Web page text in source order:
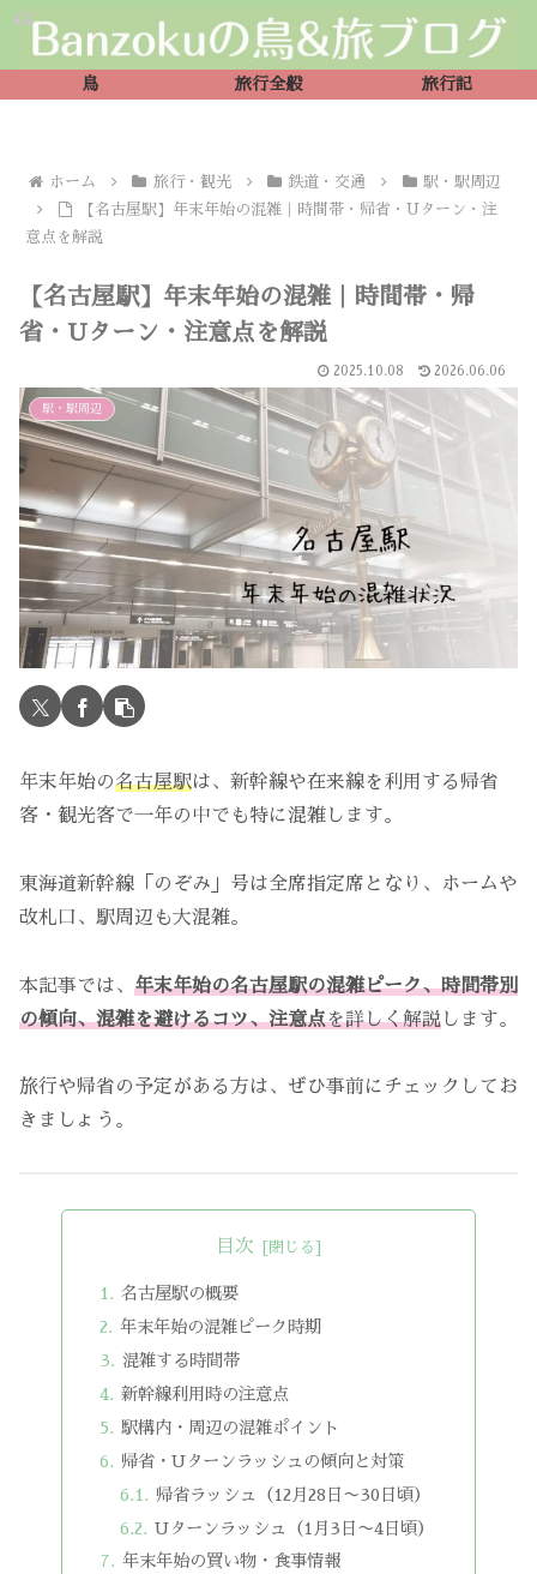
鳥 旅行全般 旅行記
ホーム 旅行・観光 鉄道・交通
駅・駅周辺
【名古屋駅】年末年始の混雑｜時間帯・帰省・Uターン・注
意点を解説
【名古屋駅】年末年始の混雑｜時間帯・帰
省・Uターン・注意点を解説
2025.10.08 2026.06.06
駅・駅周辺
年末年始の名古屋駅は、新幹線や在来線を利用する帰省
客・観光客で一年の中でも特に混雑します。
東海道新幹線「のぞみ」号は全席指定席となり、ホームや
改札口、駅周辺も大混雑。
本記事では、 年末年始の名古屋駅の混雑ピーク、時間帯別
の傾向、混雑を避けるコツ、注意点を詳しく解説します。
旅行や帰省の予定がある方は、ぜひ事前にチェックしてお
きましょう。
目次
名古屋駅の概要
年末年始の混雑ピーク時期
混雑する時間帯
新幹線利用時の注意点
駅構内・周辺の混雑ポイント
帰省・Uターンラッシュの傾向と対策
帰省ラッシュ（12月28日〜30日頃）
Uターンラッシュ（1月3日〜4日頃）
年末年始の買い物・食事情報